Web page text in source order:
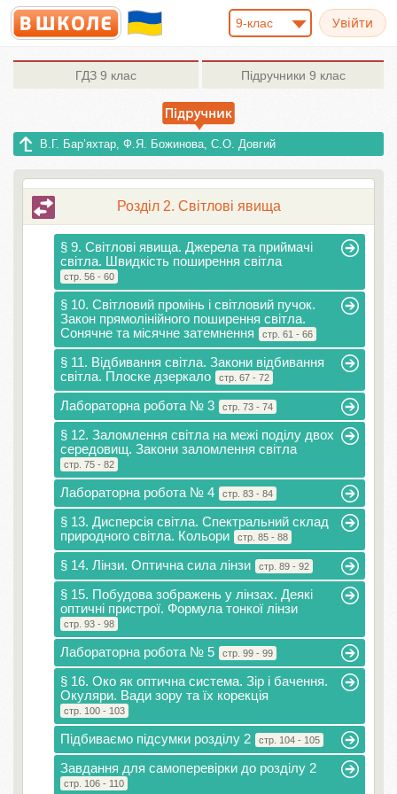
9-клас
ГДЗ 9 клас Підручники 9 клас
В.Г. Бар’яхтар, Ф.Я. Божинова, С.О. Довгий
Розділ 2. Світлові явища
§ 9. Світлові явища. Джерела та приймачі
світла. Швидкість поширення світла
стр. 56 - 60
§ 10. Світловий промінь і світловий пучок.
Закон прямолінійного поширення світла.
Сонячне та місячне затемнення
стр. 61 - 66
§ 11. Відбивання світла. Закони відбивання
світла. Плоске дзеркало
стр. 67 - 72
Лабораторна робота № 3 стр. 73 - 74
§ 12. Заломлення світла на межі поділу двох
середовищ. Закони заломлення світла
стр. 75 - 82
Лабораторна робота № 4 стр. 83 - 84
§ 13. Дисперсія світла. Спектральний склад
природного світла. Кольори
стр. 85 - 88
§ 14. Лінзи. Оптична сила лінзи стр. 89 - 92
§ 15. Побудова зображень у лінзах. Деякі
оптичні пристрої. Формула тонкої лінзи
стр. 93 - 98
Лабораторна робота № 5 стр. 99 - 99
§ 16. Око як оптична система. Зір і бачення.
Окуляри. Вади зору та їх корекція
стр. 100 - 103
Підбиваємо підсумки розділу 2 стр. 104 - 105
Завдання для самоперевірки до розділу 2
стр. 106 - 110